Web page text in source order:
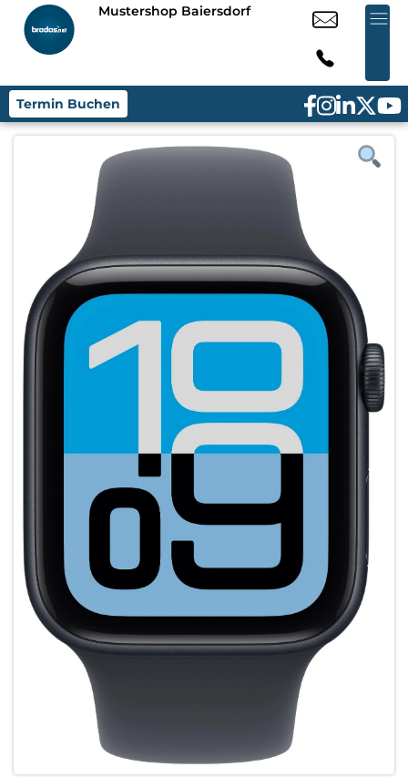
Mustershop Baiersdorf
Termin Buchen